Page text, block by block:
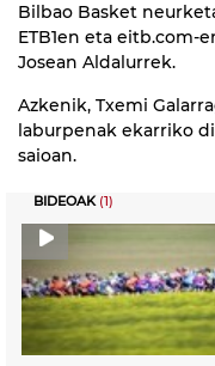
Bilbao Basket
ETB1en eta eitb.com-
Josean Aldalurrek.
Azkenik, Txemi
laburpenak ekarriko
saioan.
BIDEOAK(1)